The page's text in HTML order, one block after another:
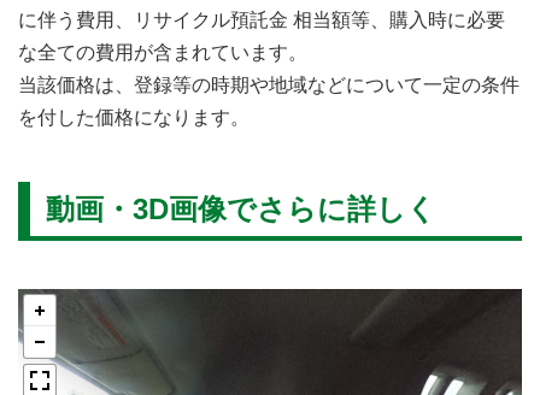
に伴う費用、リサイクル預託金 相当額等、購入時に必要
な全ての費用が含まれています。
当該価格は、登録等の時期や地域などについて一定の条件
を付した価格になります。
動画・3D画像でさらに詳しく